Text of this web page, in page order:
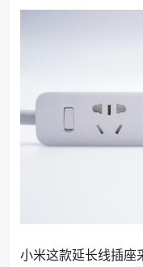
小米这款延长线插座